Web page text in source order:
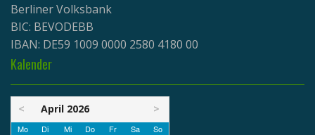
Berliner Volksbank
BIC: BEVODEBB
IBAN: DE59 1009 0000 2580 4180 00
Kalender
< April 2026 >
Mo Di Mi Do Fr Sa So